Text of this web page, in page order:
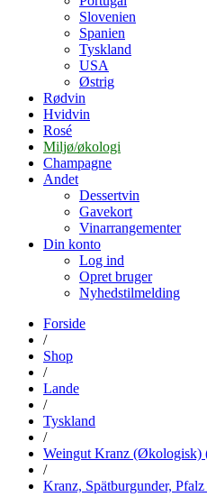
Slovenien
Spanien
Tyskland
USA
Østrig
Rødvin
Hvidvin
Rosé
Miljø/økologi
Champagne
Andet
Dessertvin
Gavekort
Vinarrangementer
Din konto
Log ind
Opret bruger
Nyhedstilmelding
Forside
/
Shop
/
Lande
/
Tyskland
/
Weingut Kranz (Økologisk)
/
Kranz, Spätburgunder,